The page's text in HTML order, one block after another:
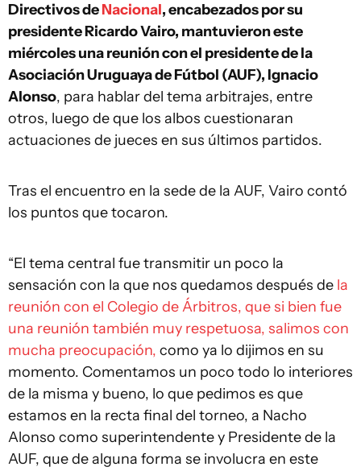
Directivos deNacional, encabezados por su
presidente Ricardo Vairo, mantuvieron este
miércoles una reunión con el presidente de la
Asociación Uruguaya de Fútbol (AUF), Ignacio
Alonso, para hablar del tema arbitrajes, entre
otros, luego de que los albos cuestionaran
actuaciones de jueces en sus últimos partidos.
Tras el encuentro en la sede de la AUF, Vairo contó
los puntos que tocaron.
“El tema central fue transmitir un poco la
sensación con la que nos quedamos después de la
reunión con el Colegio de Árbitros, que si bien fue
una reunión también muy respetuosa, salimos con
mucha preocupación, como ya lo dijimos en su
momento. Comentamos un poco todo lo interiores
de la misma y bueno, lo que pedimos es que
estamos en la recta final del torneo, a Nacho
Alonso como superintendente y Presidente de la
AUF, que de alguna forma se involucra en este